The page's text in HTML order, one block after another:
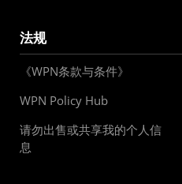
法规
《WPN条款与条件》
WPN Policy Hub
请勿出售或共享我的个人信
息